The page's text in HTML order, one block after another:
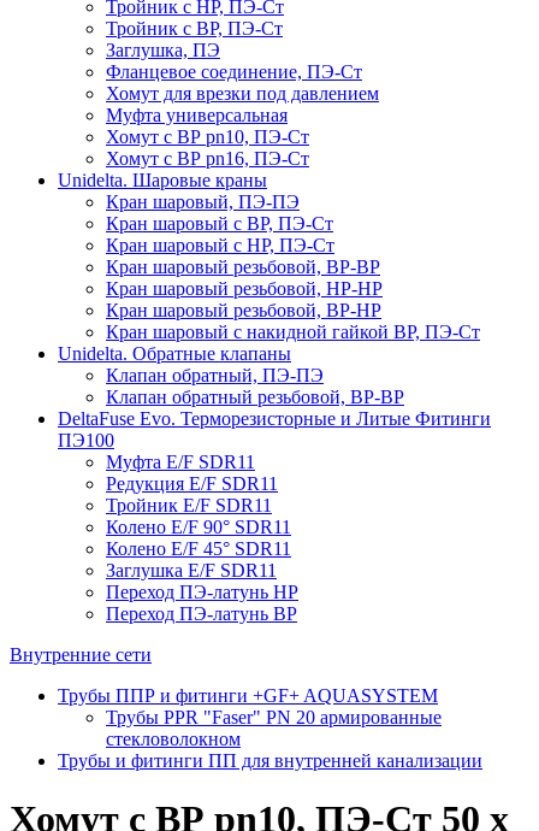
Тройник с НР, ПЭ-Ст
Тройник с ВР, ПЭ-Ст
Заглушка, ПЭ
Фланцевое соединение, ПЭ-Ст
Хомут для врезки под давлением
Муфта универсальная
Хомут с ВР pn10, ПЭ-Ст
Хомут с ВР pn16, ПЭ-Ст
Unidelta. Шаровые краны
Кран шаровый, ПЭ-ПЭ
Кран шаровый с ВР, ПЭ-Ст
Кран шаровый с НР, ПЭ-Ст
Кран шаровый резьбовой, ВР-ВР
Кран шаровый резьбовой, НР-НР
Кран шаровый резьбовой, ВР-НР
Кран шаровый с накидной гайкой ВР, ПЭ-Ст
Unidelta. Обратные клапаны
Клапан обратный, ПЭ-ПЭ
Клапан обратный резьбовой, ВР-ВР
DeltaFuse Evo. Терморезисторные и Литые Фитинги
ПЭ100
Муфта E/F SDR11
Редукция E/F SDR11
Тройник E/F SDR11
Колено E/F 90° SDR11
Колено E/F 45° SDR11
Заглушка E/F SDR11
Переход ПЭ-латунь НР
Переход ПЭ-латунь ВР
Внутренние сети
Трубы ППР и фитинги +GF+ AQUASYSTEM
Трубы PPR "Faser" PN 20 армированные
стекловолокном
Трубы и фитинги ПП для внутренней канализации
Хомут с ВР pn10, ПЭ-Ст 50 x